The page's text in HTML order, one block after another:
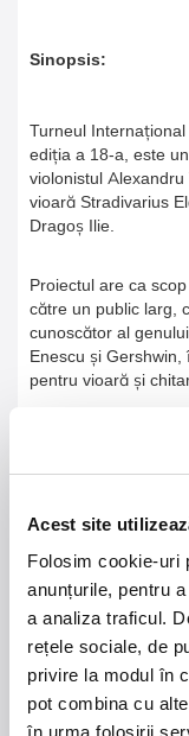
Acest site
Folosim cookie-uri
anunțurile, pentru
a analiza traficul.
rețele sociale, de
privire la modul în
pot combina cu
în urma folosirii
Sinopsis:
Turneul Internațional
ediția a 18-a, este
violonistul
vioară Stradivarius
Dragoș Ilie.
Proiectul are ca
către un public larg,
cunoscător al
Enescu și
pentru vioară și
O întâlnire cu doi
21 - 22 august 2026
NOSTALGIA